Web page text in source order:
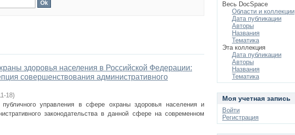
здоровья населения в Российской Федерации:
совершенствования административного
18)
управления в сфере охраны здоровья населения и
законодательства в данной сфере на современном
Весь DocSpace
Области и коллекции
Дата публикации
Авторы
Названия
Тематика
Эта коллекция
Дата публикации
Авторы
Названия
Тематика
Моя учетная запись
Войти
Регистрация